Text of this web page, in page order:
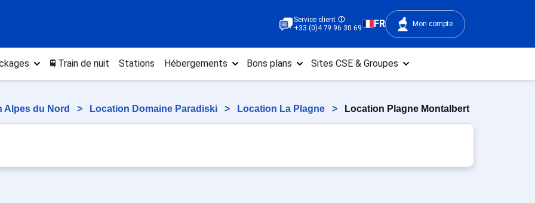
Service client
+33 (0)4 79 96 30 69
FR Mon compte
🚆Train de nuit Stations Hébergements Bons plans Sites CSE & Groupes
Alpes du Nord > Location Domaine Paradiski > Location La Plagne > Location Plagne Montalbert